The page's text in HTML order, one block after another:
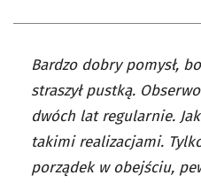
Bardzo dobry pomysł,
straszył pustką.
dwóch lat regularnie.
takimi realizacjami.
porządek w obejściu,